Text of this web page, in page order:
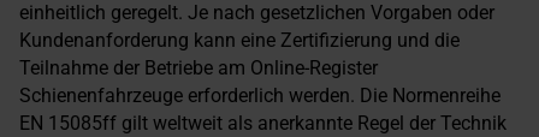
einheitlich geregelt. Je nach gesetzlichen Vorgaben oder
Kundenanforderung kann eine Zertifizierung und die
Teilnahme der Betriebe am Online-Register
Schienenfahrzeuge erforderlich werden. Die Normenreihe
EN 15085ff gilt weltweit als anerkannte Regel der Technik